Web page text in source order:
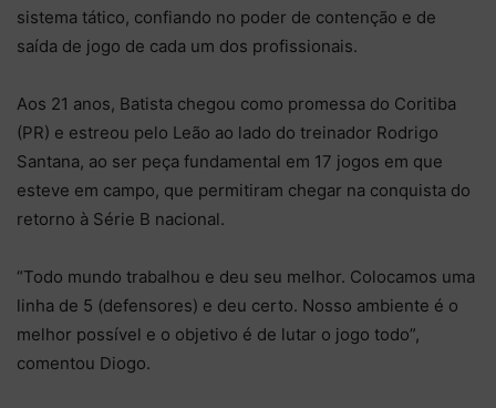
sistema tático, confiando no poder de contenção e de
saída de jogo de cada um dos profissionais.
Aos 21 anos, Batista chegou como promessa do Coritiba
(PR) e estreou pelo Leão ao lado do treinador Rodrigo
Santana, ao ser peça fundamental em 17 jogos em que
esteve em campo, que permitiram chegar na conquista do
retorno à Série B nacional.
“Todo mundo trabalhou e deu seu melhor. Colocamos uma
linha de 5 (defensores) e deu certo. Nosso ambiente é o
melhor possível e o objetivo é de lutar o jogo todo”,
comentou Diogo.